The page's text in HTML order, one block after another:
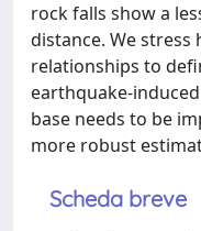
rock falls show a
distance. We stress
relationships to
earthquake-
base needs to be
more robust
Scheda breve